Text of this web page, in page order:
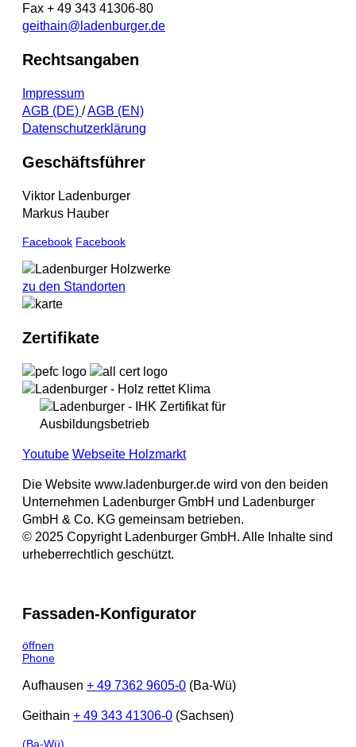
Fax + 49 343 41306-80
geithain@ladenburger.de
Rechtsangaben
Impressum
AGB (DE) /AGB (EN)
Datenschutzerklärung
Geschäftsführer
Viktor Ladenburger
Markus Hauber
Facebook Facebook
zu den Standorten
Zertifikate
Youtube Webseite Holzmarkt
Die Website www.ladenburger.de wird von den beiden
Unternehmen Ladenburger GmbH und Ladenburger
GmbH & Co. KG gemeinsam betrieben.
© 2025 Copyright Ladenburger GmbH. Alle Inhalte sind
urheberrechtlich geschützt.
Fassaden-Konfigurator
öffnen
Phone
Aufhausen + 49 7362 9605-0 (Ba-Wü)
Geithain + 49 343 41306-0 (Sachsen)
(Ba-Wü)